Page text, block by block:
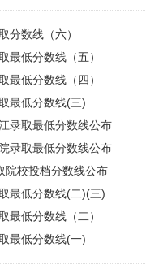
分数线（六）
最低分数线（五）
最低分数线（四）
最低分数线(三)
录取最低分数线公布
录取最低分数线公布
院校投档分数线公布
最低分数线(二)(三)
最低分数线（二）
最低分数线(一)